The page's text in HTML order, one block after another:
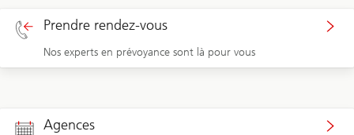
Prendre rendez-vous
Nos experts en prévoyance sont là pour vous
Agences